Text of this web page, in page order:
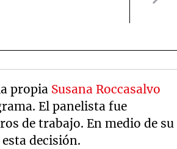
propia Susana Roccasalvo
El panelista fue
de trabajo. En medio de su
decisión.